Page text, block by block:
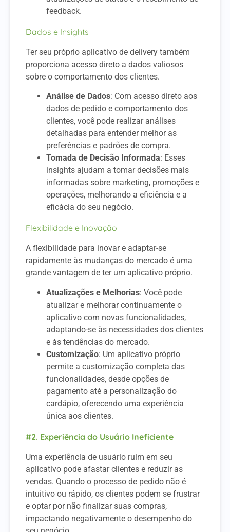
feedback.
Dados e Insights
Ter seu próprio aplicativo de delivery também
proporciona acesso direto a dados valiosos
sobre o comportamento dos clientes.
Análise de Dados: Com acesso direto aos
dados de pedido e comportamento dos
clientes, você pode realizar análises
detalhadas para entender melhor as
preferências e padrões de compra.
Tomada de Decisão Informada: Esses
insights ajudam a tomar decisões mais
informadas sobre marketing, promoções e
operações, melhorando a eficiência e a
eficácia do seu negócio.
Flexibilidade e Inovação
A flexibilidade para inovar e adaptar-se
rapidamente às mudanças do mercado é uma
grande vantagem de ter um aplicativo próprio.
Atualizações e Melhorias: Você pode
atualizar e melhorar continuamente o
aplicativo com novas funcionalidades,
adaptando-se às necessidades dos clientes
e às tendências do mercado.
Customização: Um aplicativo próprio
permite a customização completa das
funcionalidades, desde opções de
pagamento até a personalização do
cardápio, oferecendo uma experiência
única aos clientes.
#2. Experiência do Usuário Ineficiente
Uma experiência de usuário ruim em seu
aplicativo pode afastar clientes e reduzir as
vendas. Quando o processo de pedido não é
intuitivo ou rápido, os clientes podem se frustrar
e optar por não finalizar suas compras,
impactando negativamente o desempenho do